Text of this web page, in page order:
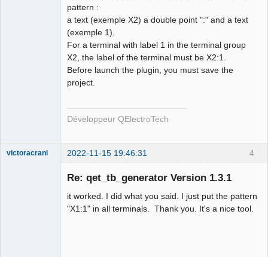
pattern :
a text (exemple X2) a double point ":" and a text
(exemple 1).
For a terminal with label 1 in the terminal group
X2, the label of the terminal must be X2:1.
Before launch the plugin, you must save the
project.
Développeur QElectroTech
4
victoracrani 2022-11-15 19:46:31
Re: qet_tb_generator Version 1.3.1
it worked. I did what you said. I just put the pattern
"X1:1" in all terminals. Thank you. It's a nice tool.